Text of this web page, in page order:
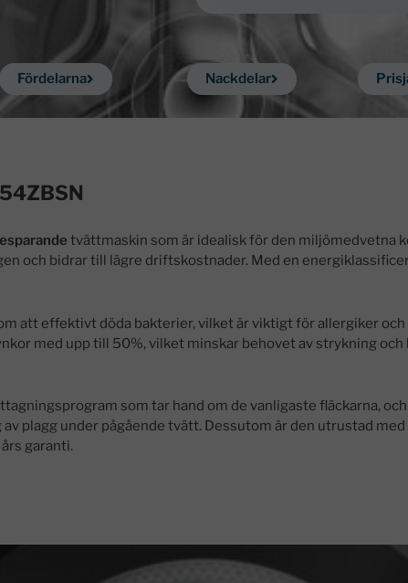
Fördelarna Nackdelar
tvättmaskin som är idealisk för den miljömedvetna
och bidrar till lägre driftskostnader. Med en
att effektivt döda bakterier, vilket är viktigt för allergiker
med upp till 50%, vilket minskar behovet av strykning och
som tar hand om de vanligaste fläckarna,
plagg under pågående tvätt. Dessutom är den utrustad
garanti.